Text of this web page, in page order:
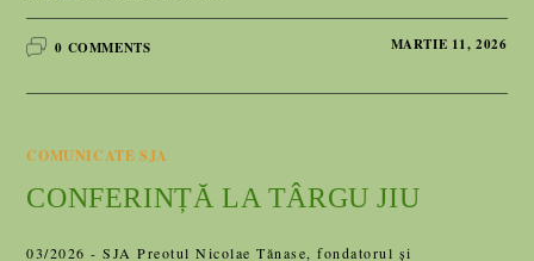
0 COMMENTS MARTIE 11, 2026
COMUNICATE SJA
CONFERINȚĂ LA TÂRGU JIU
03/2026 - SJA Preotul Nicolae Tănase, fondatorul și